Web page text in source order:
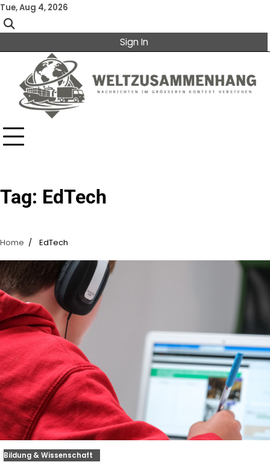
Skip
to
content
Tue, Aug 4, 2026
Sign In
Tag: EdTech
Home EdTech
Bildung & Wissenschaft